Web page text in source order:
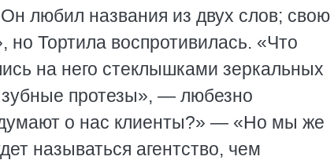
любил названия из двух слов; свою
но Тортила воспротивилась. «Что
на него стеклышками зеркальных
протезы», — любезно
о нас клиенты?» — «Но мы же
называться агентство, чем